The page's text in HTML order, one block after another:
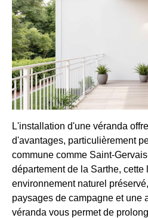
L'installation d'une véranda
d'avantages, particulièrement
commune comme Saint-
département de la Sarthe,
environnement naturel
paysages de campagne et une
véranda vous permet de